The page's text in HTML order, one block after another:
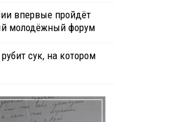
впервые пройдёт
молодёжный форум
сук, на котором